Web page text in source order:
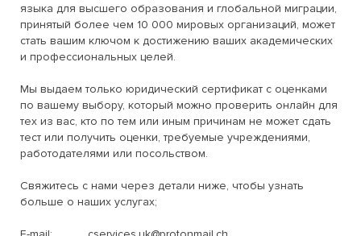
языка для высшего образования и глобальной миграции,
принятый более чем 10 000 мировых организаций, может
стать вашим ключом к достижению ваших академических
и профессиональных целей.
Мы выдаем только юридический сертификат с оценками
по вашему выбору, который можно проверить онлайн для
тех из вас, кто по тем или иным причинам не может сдать
тест или получить оценки, требуемые учреждениями,
работодателями или посольством.
Свяжитесь с нами через детали ниже, чтобы узнать
больше о наших услугах;